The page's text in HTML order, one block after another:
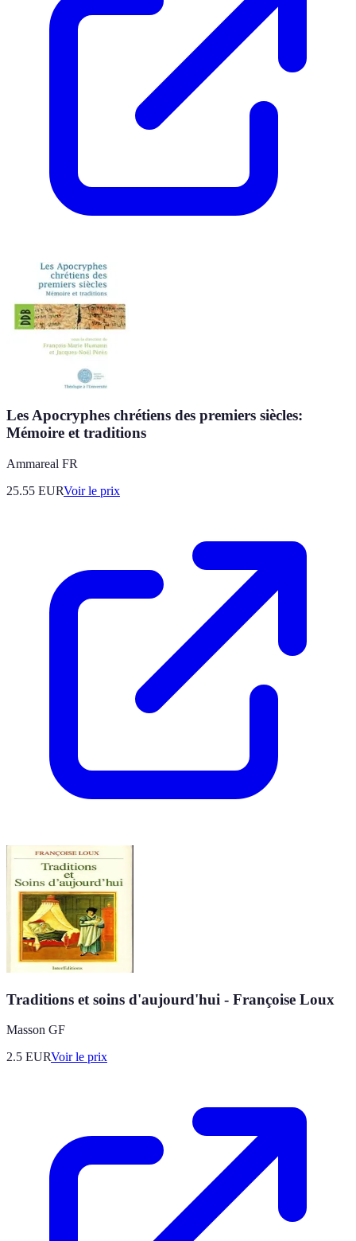
Les Apocryphes chrétiens des premiers siècles:
Mémoire et traditions
Ammareal FR
25.55 EURVoir le prix
Traditions et soins d'aujourd'hui - Françoise Loux
Masson GF
2.5 EURVoir le prix